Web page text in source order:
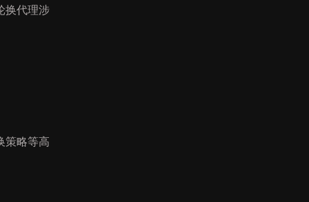
换代理涉
策略等高